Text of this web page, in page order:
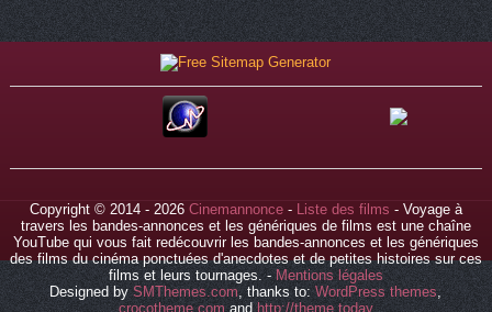
Copyright © 2014 - 2026 Cinemannonce- Liste des films - Voyage à
travers les bandes-annonces et les génériques de films est une chaîne
YouTube qui vous fait redécouvrir les bandes-annonces et les génériques
des films du cinéma ponctuées d'anecdotes et de petites histoires sur ces
films et leurs tournages. - Mentions légales
Designed bySMThemes.com, thanks to:WordPress themes,
crocotheme.comandhttp://theme.today